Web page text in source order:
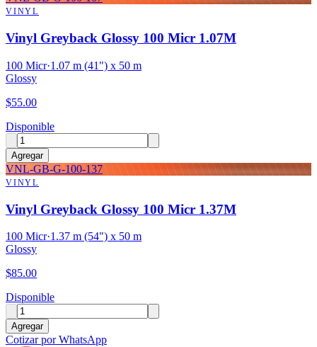
VINYL
Vinyl Greyback Glossy 100 Micr 1.07M
100 Micr·1.07 m (41") x 50 m
Glossy
$55.00
Disponible
Agregar
VNL-GB-G-100-137
VINYL
Vinyl Greyback Glossy 100 Micr 1.37M
100 Micr·1.37 m (54") x 50 m
Glossy
$85.00
Disponible
Agregar
Cotizar por WhatsApp